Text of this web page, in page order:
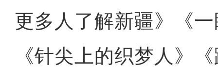
更多人了解新疆》《
《针尖上的织梦人》